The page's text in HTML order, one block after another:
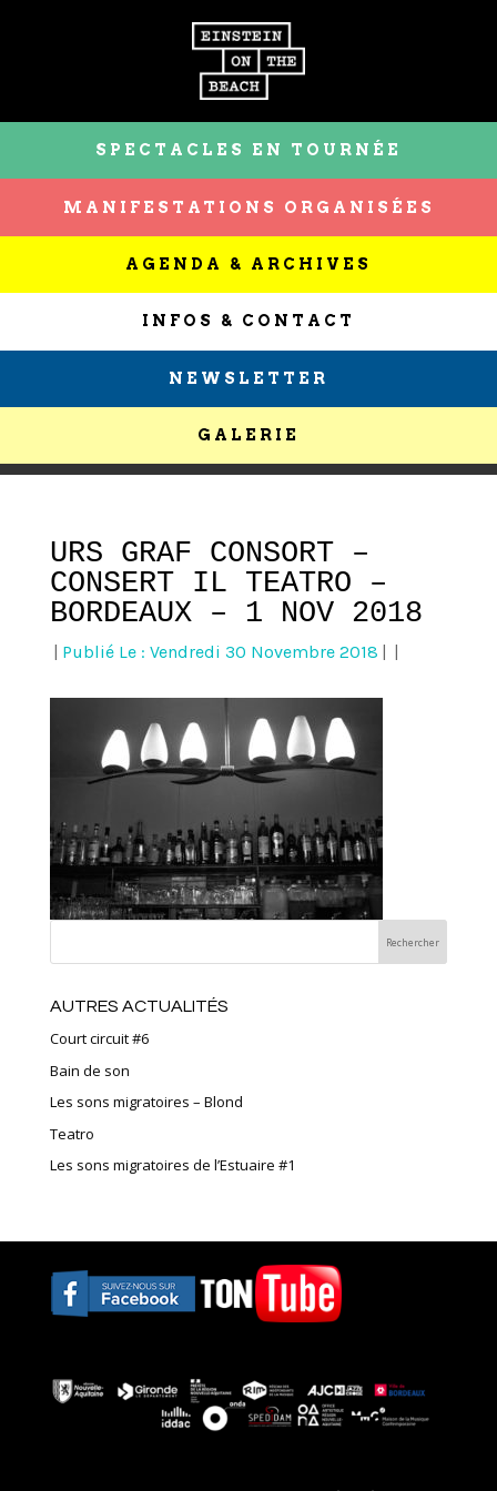
SPECTACLES EN TOURNÉE
MANIFESTATIONS ORGANISÉES
AGENDA & ARCHIVES
INFOS & CONTACT
NEWSLETTER
GALERIE
URS GRAF CONSORT –
CONSERT IL TEATRO –
BORDEAUX – 1 NOV 2018
Publié Le : Vendredi 30 Novembre 2018
AUTRES ACTUALITÉS
Court circuit #6
Bain de son
Les sons migratoires – Blond
Teatro
Les sons migratoires de l’Estuaire #1